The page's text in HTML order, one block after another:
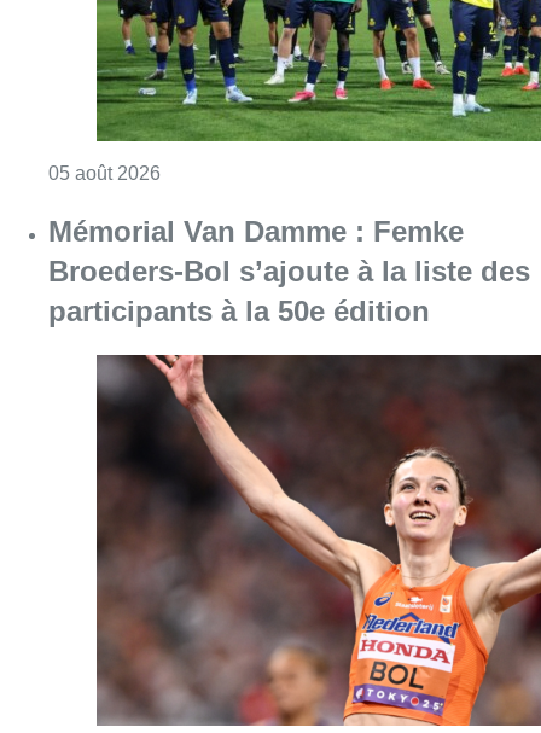
05 août 2026
Mémorial Van Damme : Femke
Broeders-Bol s’ajoute à la liste des
participants à la 50e édition